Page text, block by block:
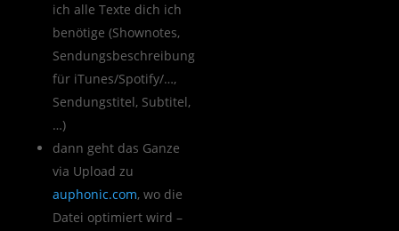
ich alle Texte dich ich
benötige (Shownotes,
Sendungsbeschreibung
für iTunes/Spotify/…,
Sendungstitel, Subtitel,
…)
dann geht das Ganze
via Upload zu
auphonic.com, wo die
Datei optimiert wird –